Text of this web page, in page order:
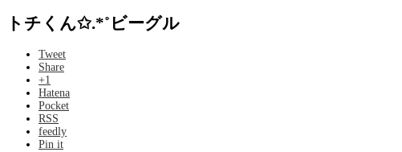
トチくん✩.*˚ビーグル
Tweet
Share
+1
Hatena
Pocket
RSS
feedly
Pin it